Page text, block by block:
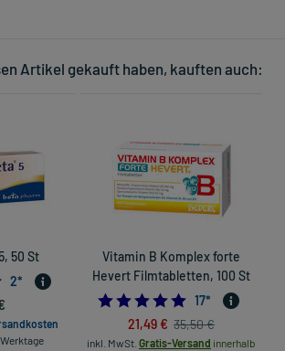
Artikel gekauft haben, kauften auch:
50 St
5.0
2*
Vitamin B Komplex forte
Hevert Filmtabletten, 100 St
17*
21,49 € 35,50 €
inkl. MwSt. Gratis-Versand innerhalb